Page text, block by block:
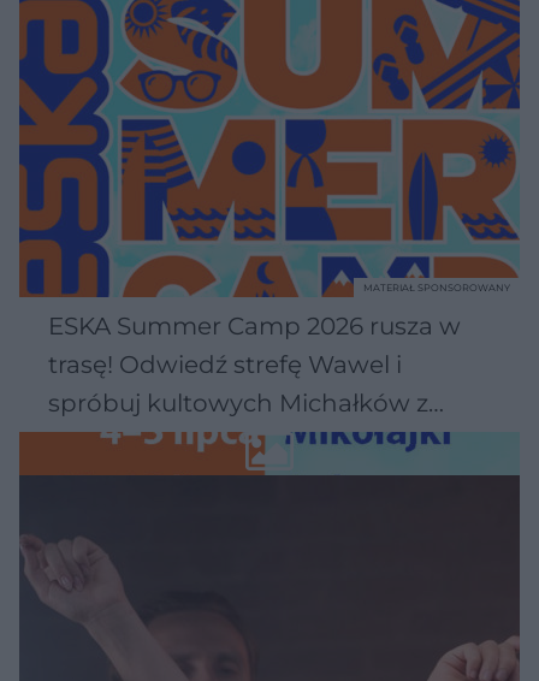
ESKA Summer Camp 2026 rusza w
trasę! Odwiedź strefę Wawel i
spróbuj kultowych Michałków z
Wawelu
MATERIAŁ SPONSOROWANY